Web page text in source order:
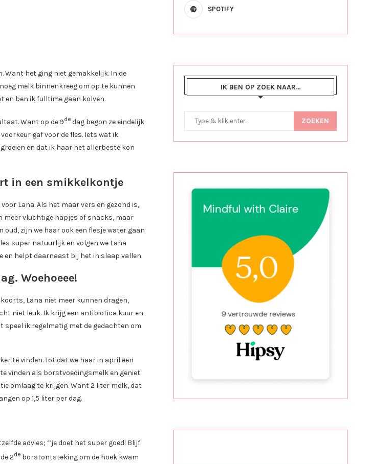
Want het ging niet gemakkelijk. In de
melk binnenkreeg om op te kunnen
en ben ik fulltime gaan kolven.
Want op de 9de dag begon ze eindelijk
gaf voor de fles. Iets wat ik
en dat ik haar het allerbeste kon
in een smikkelkontje
Lana. Als het maar vers en gezond is,
meer vluchtige hapjes of snacks, maar
zijn we haar ook een flesje water gaan
super natuurlijk en volgen we Lana
en helpt daarnaast bij het in slaap vallen.
Woehoeee!
Lana niet meer kunnen dragen,
niet leuk. Ik krijg een antibiotica kuur en
speel ik regelmatig met de gedachten om
te vinden. Tot dat we haar in april een
vinden als borstvoedingsmelk en geniet
omlaag te krijgen. Want 2 liter melk, dat
op 1,5 liter per dag.
advies; ‘’je doet het super goed! Blijf
2de borstontsteking om de hoek kwam
SPOTIFY
IK BEN OP ZOEK NAAR…
ZOEKEN